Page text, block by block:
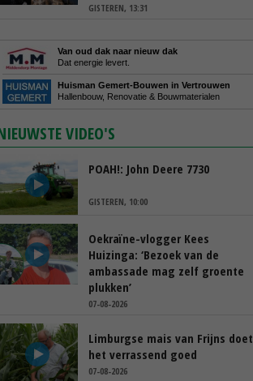
GISTEREN, 13:31
Van oud dak naar nieuw dak
Dat energie levert.
Huisman Gemert-Bouwen in Vertrouwen
Hallenbouw, Renovatie & Bouwmaterialen
VIDEO'S
POAH!: John Deere 7730
GISTEREN, 10:00
Oekraïne-vlogger Kees
Huizinga: ‘Bezoek van de
ambassade mag zelf groente
plukken’
07-08-2026
Limburgse mais van Frijns doet
het verrassend goed
07-08-2026